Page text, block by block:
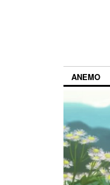
ANEMO